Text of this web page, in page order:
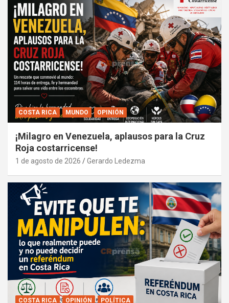
COSTA RICA MUNDO OPINIÓN
¡Milagro en Venezuela, aplausos para la Cruz
Roja costarricense!
1 de agosto de 2026 Gerardo Ledezma
COSTA RICA OPINIÓN POLÍTICA